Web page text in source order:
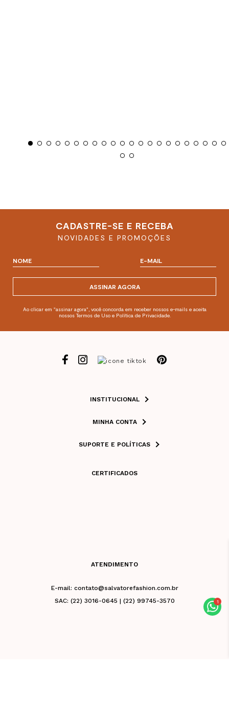
CADASTRE-SE E RECEBA
NOVIDADES E PROMOÇÕES
ASSINAR AGORA
Ao clicar em "assinar agora", você concorda em receber nossos e-mails e aceita
nossos Termos de Uso e Política de Privacidade.
INSTITUCIONAL
MINHA CONTA
SUPORTE E POLÍTICAS
CERTIFICADOS
ATENDIMENTO
E-mail: contato@salvatorefashion.com.br
SAC: (22) 3016-0645 | (22) 99745-3570